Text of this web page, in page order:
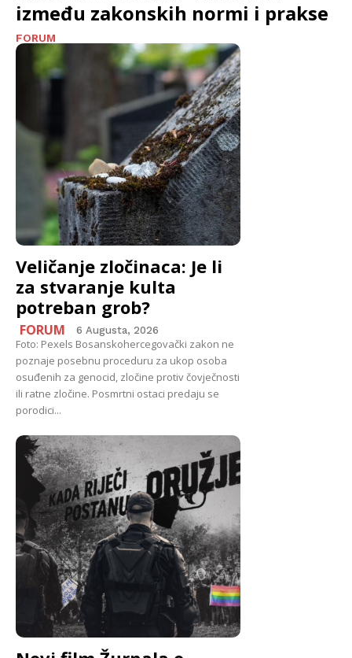
između zakonskih normi i prakse
FORUM
Veličanje zločinaca: Je li
za stvaranje kulta
potreban grob?
FORUM 6 Augusta, 2026
Foto: Pexels Bosanskohercegovački zakon ne
poznaje posebnu proceduru za ukop osoba
osuđenih za genocid, zločine protiv čovječnosti
ili ratne zločine. Posmrtni ostaci predaju se
porodici...